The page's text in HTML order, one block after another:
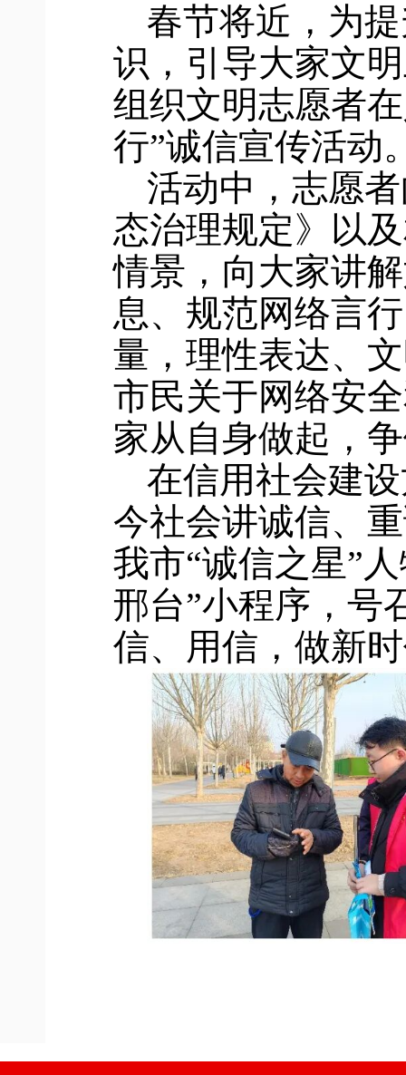
春节将近，为
识，引导大家文
组织文明志愿者
行”诚信宣传活动
活动中，志愿
态治理规定》以
情景，向大家讲
息、规范网络言
量，理性表达、
市民关于网络安
家从自身做起，
在信用社会建
今社会讲诚信、
我市“诚信之星”
邢台”小程序，号
信、用信，做新